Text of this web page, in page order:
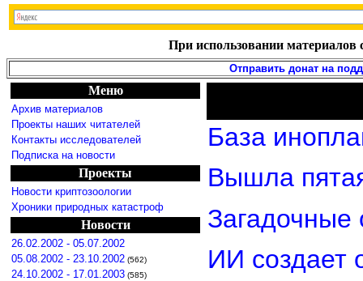
При использовании материалов
Отправить донат на
Меню
Архив материалов
Проекты наших читателей
Контакты исследователей
Подписка на новости
Проекты
Новости криптозоологии
Хроники природных катастроф
Новости
26.02.2002 - 05.07.2002
05.08.2002 - 23.10.2002 (562)
24.10.2002 - 17.01.2003 (585)
База
Вышла
ИИ создает